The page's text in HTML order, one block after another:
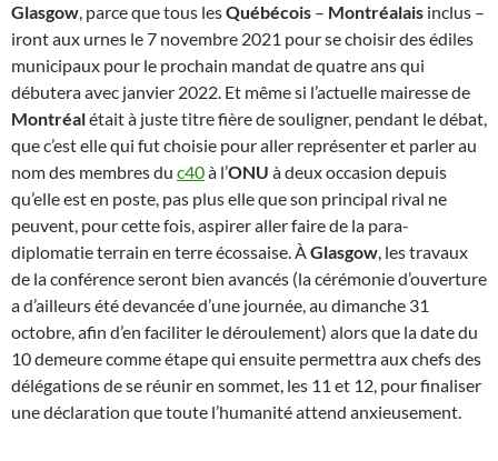
Glasgow, parce que tous lesQuébécois – Montréalais inclus –
iront aux urnes le 7 novembre 2021 pour se choisir des édiles
municipaux pour le prochain mandat de quatre ans qui
débutera avec janvier 2022. Et même si l’actuelle mairesse de
Montréalétait à juste titre fière de souligner, pendant le débat,
que c’est elle qui fut choisie pour aller représenter et parler au
nom des membres du c40à l’ONU à deux occasion depuis
qu’elle est en poste, pas plus elle que son principal rival ne
peuvent, pour cette fois, aspirer aller faire de la para-
diplomatie terrain en terre écossaise. ÀGlasgow, les travaux
de la conférence seront bien avancés (la cérémonie d’ouverture
a d’ailleurs été devancée d’une journée, au dimanche 31
octobre, afin d’en faciliter le déroulement) alors que la date du
10 demeure comme étape qui ensuite permettra aux chefs des
délégations de se réunir en sommet, les 11 et 12, pour finaliser
une déclaration que toute l’humanité attend anxieusement.